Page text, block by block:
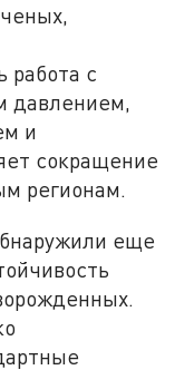
работа с
давлением,
и
сокращение
регионам.
еще